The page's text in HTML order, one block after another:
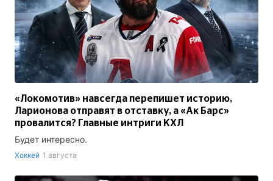
«Локомотив» навсегда перепишет историю,
Ларионова отправят в отставку, а «Ак Барс»
провалится? Главные интриги КХЛ
Будет интересно.
Хоккей 1 августа